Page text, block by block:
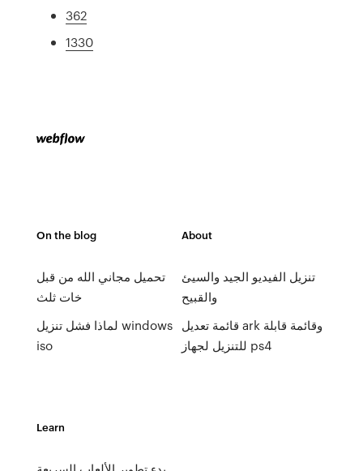
362
1330
On the blog
تحميل مجاني الله من قبل
خات ثلث
لماذا فشل تنزيل windows
iso
About
تنزيل الفيديو الجيد والسيئ
والقبيح
قائمة تعديل ark وقائمة قابلة
للتنزيل لجهاز ps4
Learn